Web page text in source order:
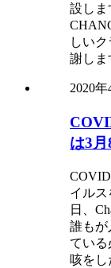
設しま
しい
謝しま
2020年
は3
イル
日、
誰もが
ている
咳をし